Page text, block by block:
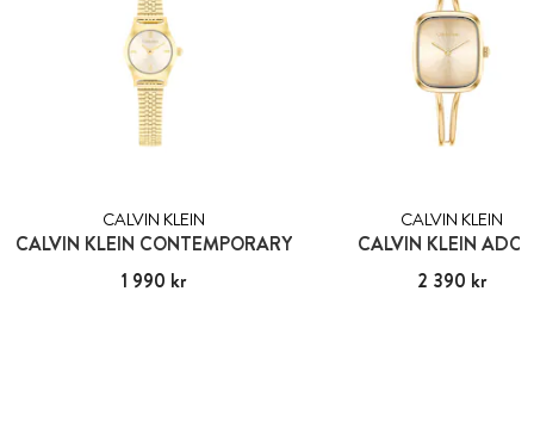
CALVIN KLEIN
CALVIN KLEIN CONTEMPORARY
Pris :1 990 kr
1 990 kr
CALVIN KLEIN
CALVIN KLEIN
Pris :2 390 kr
2 390 kr